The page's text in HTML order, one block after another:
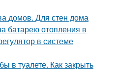
домов. Для стен дома
батарею отопления в
в системе
в туалете. Как закрыть